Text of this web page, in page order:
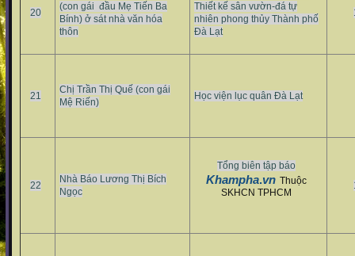
20
(con gái đầu Mẹ Tiến Ba
Bính) ở sát nhà văn hóa
thôn
Thiết kế sân vườn-đá tự
nhiên phong thủy Thành phố
Đà Lạt
21
Chị Trần Thị Quế (con gái
Mệ Riến)
Học viện lục quân Đà Lạt
22
Nhà Báo Lương Thị Bích
Ngọc
Tổng biên tập báo
Khampha.vn Thuộc
SKHCN TPHCM